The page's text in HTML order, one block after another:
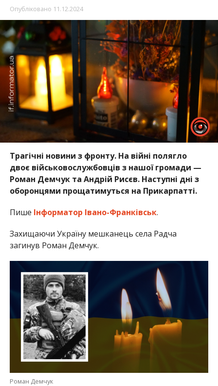
Опубліковано 11.12.2024
Трагічні новини з фронту. На війні полягло
двоє військовослужбовців з нашої громади —
Роман Демчук та Андрій Рисєв. Наступні дні з
оборонцями прощатимуться на Прикарпатті.
Пише Інформатор Івано-Франківськ.
Захищаючи Україну мешканець села Радча
загинув Роман Демчук.
Роман Демчук